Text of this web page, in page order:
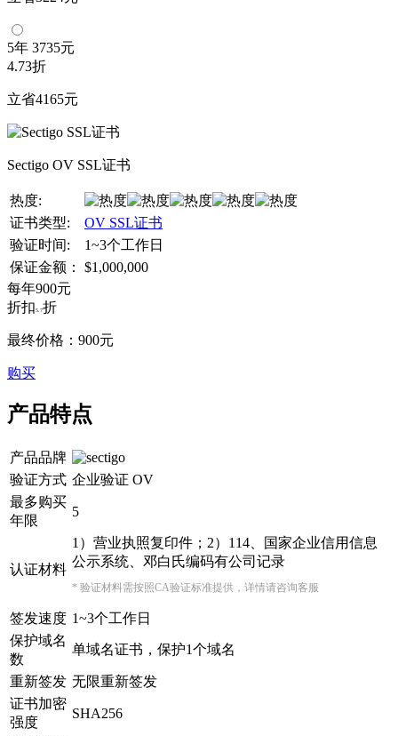
5年 3735元
4.73折
立省4165元
Sectigo OV SSL证书
热度:
证书类型:
OV SSL证书
验证时间:
1~3个工作日
保证金额：
$1,000,000
每年900元
折扣5.7折
最终价格： 900元
购买
产品特点
产品品牌
验证方式 企业验证 OV
最多购买
年限
5
认证材料
1）营业执照复印件；2）114、国家企业信用信息
公示系统、邓白氏编码有公司记录
* 验证材料需按照CA验证标准提供，详情请咨询客服
签发速度 1~3个工作日
保护域名
数
单域名证书，保护1个域名
重新签发 无限重新签发
证书加密
强度
SHA256